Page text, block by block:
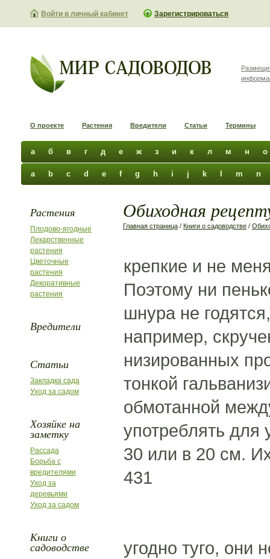
Войти в личный кабинет Зарегистрироваться
О проекте Растения Вредители Статьи Термины
а б в г д е ж з и к л м н о
a b c d e f g h i j k m n
Растения
Плодово-ягодные
Лекарственные
растения
Цветочные
растения
Декоративные
растения
Вредители
Статьи
Закладка сада
Уход за садом
Хозяйке на
заметку
Рассада
Борьба с
вредителями
Уход за
деревьями
Уход за садом
Книги о
садоводстве
Обиходная
Главная страница / Книги о садоводстве /
крепкие и не
Поэтому ни
шнура не
например,
низированных
тонкой
обмотанной
употреблять
30 или в 20 см.
431
угодно туго, они